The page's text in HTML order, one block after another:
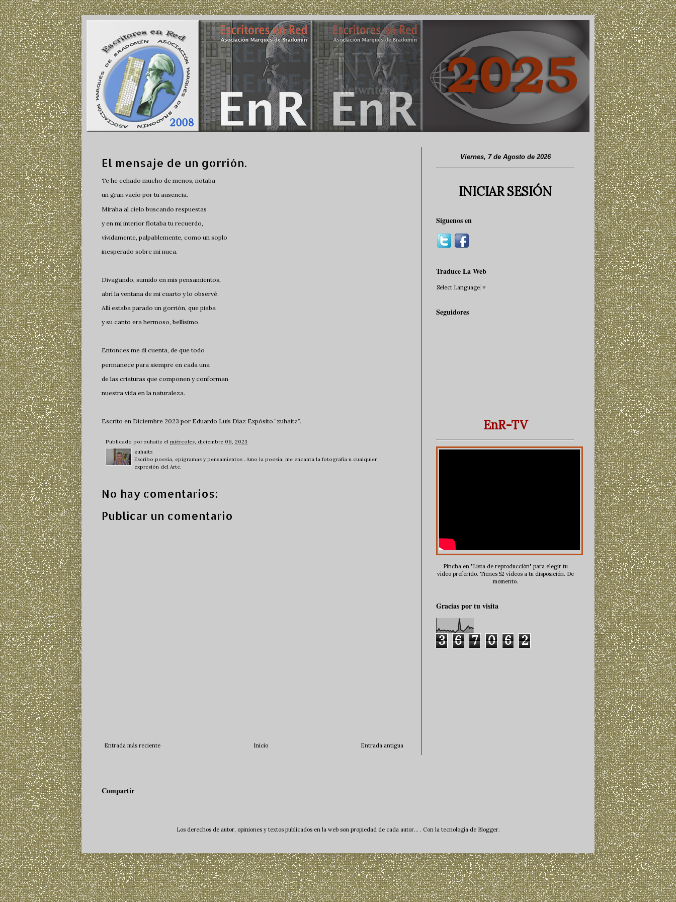
El mensaje de un gorrión.
Te he echado mucho de menos, notaba
un gran vacío por tu ausencia.
Miraba al cielo buscando respuestas
y en mi interior flotaba tu recuerdo,
vívidamente, palpablemente, como un soplo
inesperado sobre mi nuca.
Divagando, sumido en mis pensamientos,
abrí la ventana de mi cuarto y lo observé.
Allí estaba parado un gorrión, que piaba
y su canto era hermoso, bellísimo.
Entonces me di cuenta, de que todo
permanece para siempre en cada una
de las criaturas que componen y conforman
nuestra vida en la naturaleza.
Escrito en Diciembre 2023 por Eduardo Luis Díaz Expósito.”zuhaitz”.
Publicado por zuhaitz el miércoles, diciembre 06, 2023
zuhaitz
Escribo poesía, epigramas y pensamientos . Amo la poesía, me encanta la fotografía u cualquier
expresión del Arte.
No hay comentarios:
Publicar un comentario
Entrada más reciente Entrada antigua
Inicio
Viernes, 7 de Agosto de 2026
INICIAR SESIÓN
Síguenos en
Traduce La Web
Select Language ▼
Seguidores
EnR-TV
Pincha en "Lista de reproducción" para elegir tu
vídeo preferido. Tienes 52 vídeos a tu disposición. De
momento.
Gracias por tu visita
3 6 7 0 6 2
Compartir
Los derechos de autor, opiniones y textos publicados en la web son propiedad de cada autor... . Con la tecnología de Blogger.